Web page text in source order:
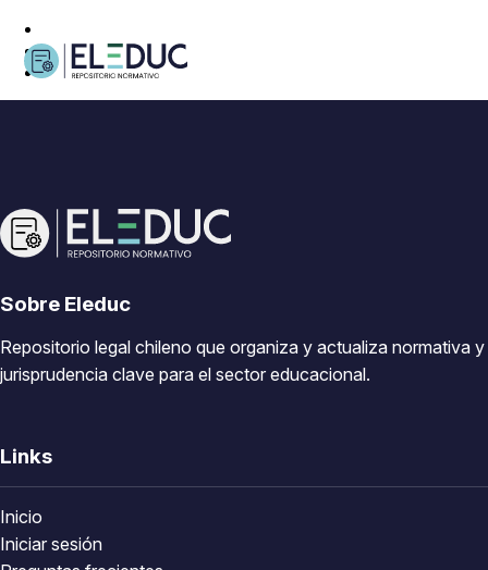
Sobre Eleduc
Repositorio legal chileno que organiza y actualiza normativa y
jurisprudencia clave para el sector educacional.
Links
Inicio
Iniciar sesión